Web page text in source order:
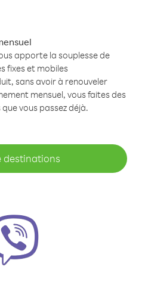
apporte la souplesse de
fixes et mobiles
sans avoir à renouveler
mensuel, vous faites des
vous passez déjà.
destinations